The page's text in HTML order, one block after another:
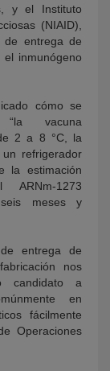
y el Instituto
(NIAID),
de entrega de
inmunógeno
cómo se
vacuna
2 a 8 °C, la
refrigerador
la estimación
1273
meses y
entrega de
nos
candidato a
en
fácilmente
Operaciones